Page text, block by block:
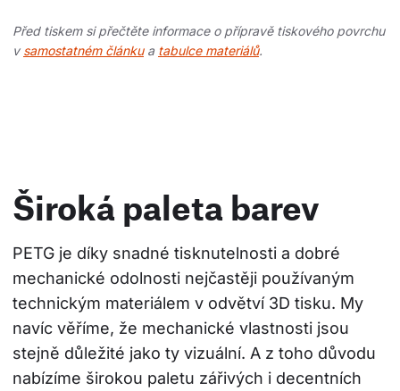
Před tiskem si přečtěte informace o přípravě tiskového povrchu
v samostatném článkua tabulce materiálů.
Široká paleta barev
PETG je díky snadné tisknutelnosti a dobré
mechanické odolnosti nejčastěji používaným
technickým materiálem v odvětví 3D tisku. My
navíc věříme, že mechanické vlastnosti jsou
stejně důležité jako ty vizuální. A z toho důvodu
nabízíme širokou paletu zářivých i decentních